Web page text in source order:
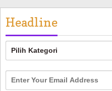
Headline
Headline